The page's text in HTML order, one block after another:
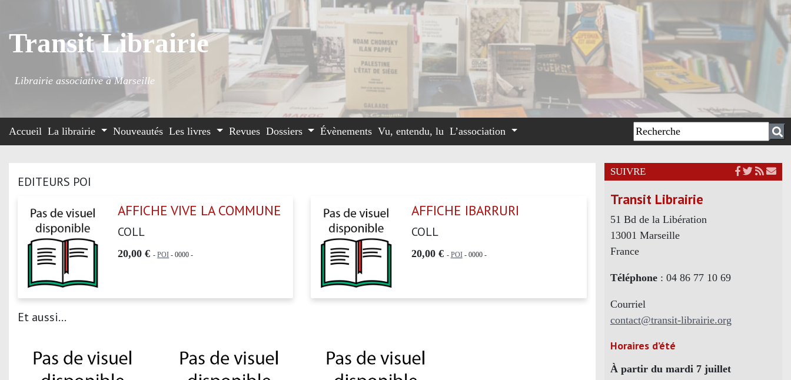
Transit Librairie
Librairie associative à Marseille
Accueil La librairie Nouveautés Les livres Revues Dossiers Évènements Vu, entendu, lu L’association
EDITEURS POI
AFFICHE VIVE LA COMMUNE
COLL
20,00 € -POI - 0000 -
AFFICHE IBARRURI
COLL
20,00 € - POI- 0000 -
Et aussi...
SUIVRE
Transit Librairie
51 Bd de la Libération
13001 Marseille
France
Téléphone: 04 86 77 10 69
Courriel
contact@transit-librairie.org
Horaires d’été
À partir du mardi 7 juillet